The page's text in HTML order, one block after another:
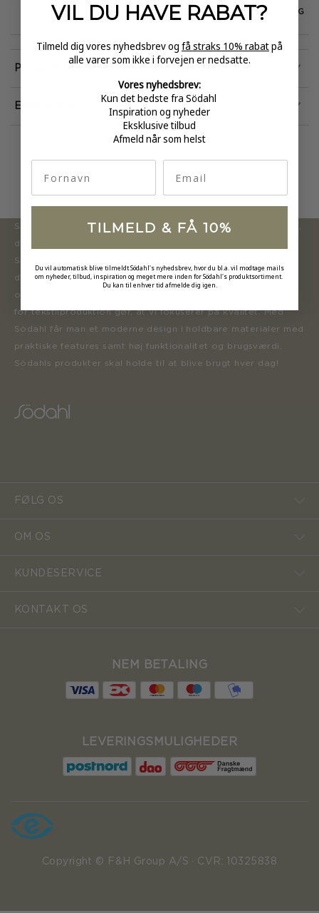
GRATIS FRAGT
over 499
E-MÆRKET
certificeret
HURTIG LEVERING
1-3 hverdage
Egenskaber
Produktinformation
Södahl ønsker at tilbyde en moderne og attraktiv kollektion,
der inspirerer forbrugerne til at forny deres hjem.
Sortimentet opdateres løbende med nye produkter, der er
designet i henhold til tidens trends inden for boligindretning
og mode. Södahls historie og mangeårige ekspertise inden
for tekstilproduktion gør, at vi fokuserer på kvalitet. Med
Södahl får man et moderne design i holdbare materialer med
praktiske features samt høj funktionalitet og brugsværdi.
Södahls produkter skal holde til at blive brugt hver dag!
FØLG OS
OM OS
KUNDESERVICE
KONTAKT OS
NEM BETALING
LEVERINGSMULIGHEDER
Copyright © F&H Group A/S · CVR: 10325838
VIL DU HAVE RABAT?
Tilmeld dig vores nyhedsbrev og få straks 10% rabatpå
alle varer som ikke i forvejen er nedsatte.
Vores nyhedsbrev:
Kun det bedste fra Södahl
Inspiration og nyheder
Eksklusive tilbud
Afmeld når som helst
TILMELD & FÅ 10%
Du vil automatisk blive tilmeldt Södahl's nyhedsbrev, hvor du bl.a. vil modtage mails
om nyheder, tilbud, inspiration og meget mere inden for Södahl's produktsortiment.
Du kan til enhver tid afmelde dig igen.